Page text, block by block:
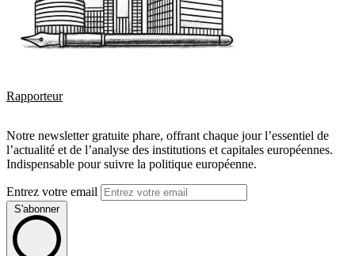
Rapporteur
Notre newsletter gratuite phare, offrant chaque jour l’essentiel de
l’actualité et de l’analyse des institutions et capitales européennes.
Indispensable pour suivre la politique européenne.
Entrez votre email
S'abonner